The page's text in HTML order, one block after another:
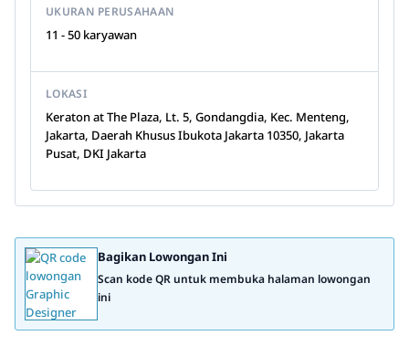
UKURAN PERUSAHAAN
11 - 50 karyawan
LOKASI
Keraton at The Plaza, Lt. 5, Gondangdia, Kec. Menteng,
Jakarta, Daerah Khusus Ibukota Jakarta 10350, Jakarta
Pusat, DKI Jakarta
Bagikan Lowongan Ini
Scan kode QR untuk membuka halaman lowongan
ini